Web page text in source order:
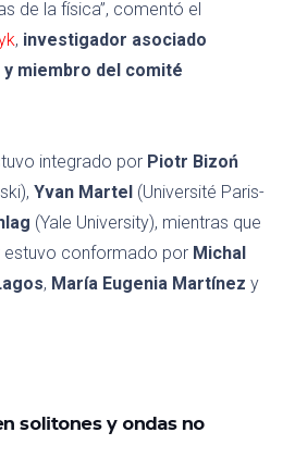
de la física”, comentó el
, investigador asociado
miembro del comité
integrado por Piotr Bizoń
Yvan Martel (Université Paris-
(Yale University), mientras que
conformado por Michal
, María Eugenia Martínez y
solitones y ondas no